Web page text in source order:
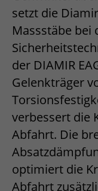
setzt die
Massstäbe
der DIAMIR
Gelenkträger
verbessert die
Abfahrt. Die
optimiert die
Abfahrt